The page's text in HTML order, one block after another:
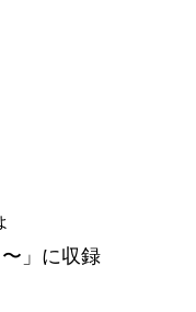
」に収録